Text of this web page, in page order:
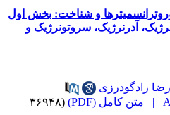
و شناخت: بخش اول
آدرنرژیک، سروتونرژیک و
رادگودرزی
متن کامل (PDF)
(۳۶۹۴۸